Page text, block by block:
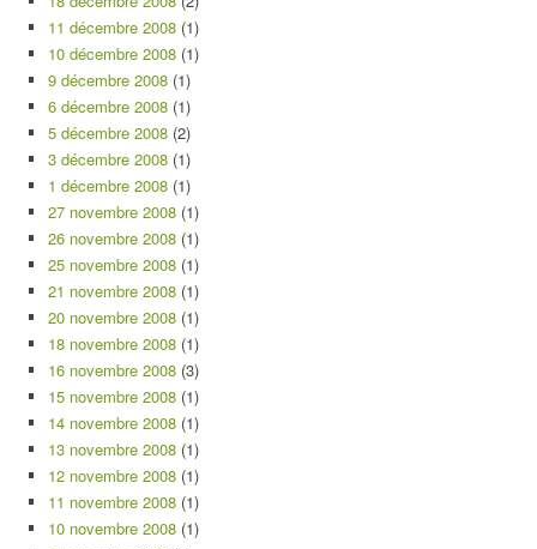
11 décembre 2008 (1)
10 décembre 2008 (1)
9 décembre 2008 (1)
6 décembre 2008 (1)
5 décembre 2008 (2)
3 décembre 2008 (1)
1 décembre 2008 (1)
27 novembre 2008 (1)
26 novembre 2008 (1)
25 novembre 2008 (1)
21 novembre 2008 (1)
20 novembre 2008 (1)
18 novembre 2008 (1)
16 novembre 2008 (3)
15 novembre 2008 (1)
14 novembre 2008 (1)
13 novembre 2008 (1)
12 novembre 2008 (1)
11 novembre 2008 (1)
10 novembre 2008 (1)